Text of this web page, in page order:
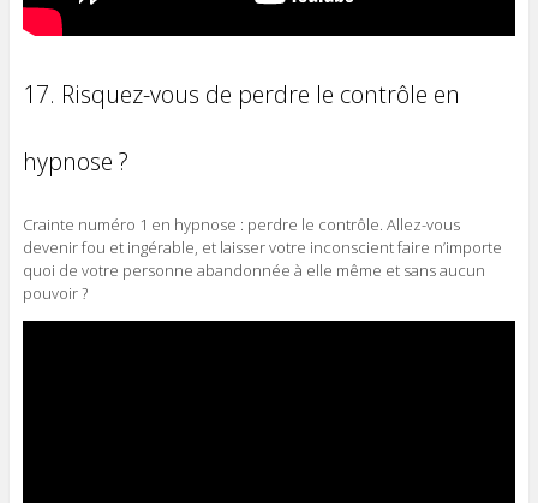
17. Risquez-vous de perdre le contrôle en
hypnose ?
Crainte numéro 1 en hypnose : perdre le contrôle. Allez-vous
devenir fou et ingérable, et laisser votre inconscient faire n’importe
quoi de votre personne abandonnée à elle même et sans aucun
pouvoir ?